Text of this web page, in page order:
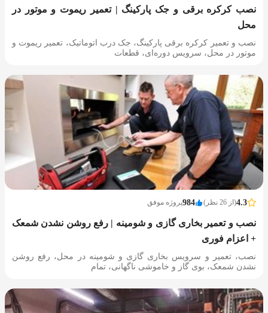
نصب کرکره برقی و جک پارکینگ | تعمیر ریموت و موتور در
محل
نصب و تعمیر کرکره برقی پارکینگ، جک درب اتوماتیک، تعمیر ریموت و
موتور در محل، سرویس دوره‌ای، قطعات
4.3(از 26 نظر) 984پروژه موفق
نصب و تعمیر بخاری گازی و شومینه | رفع روشن نشدن شمعک
+ اعزام فوری
نصب، تعمیر و سرویس بخاری گازی و شومینه در محل، رفع روشن
نشدن شمعک، بوی گاز و خاموشی ناگهانی، تمام